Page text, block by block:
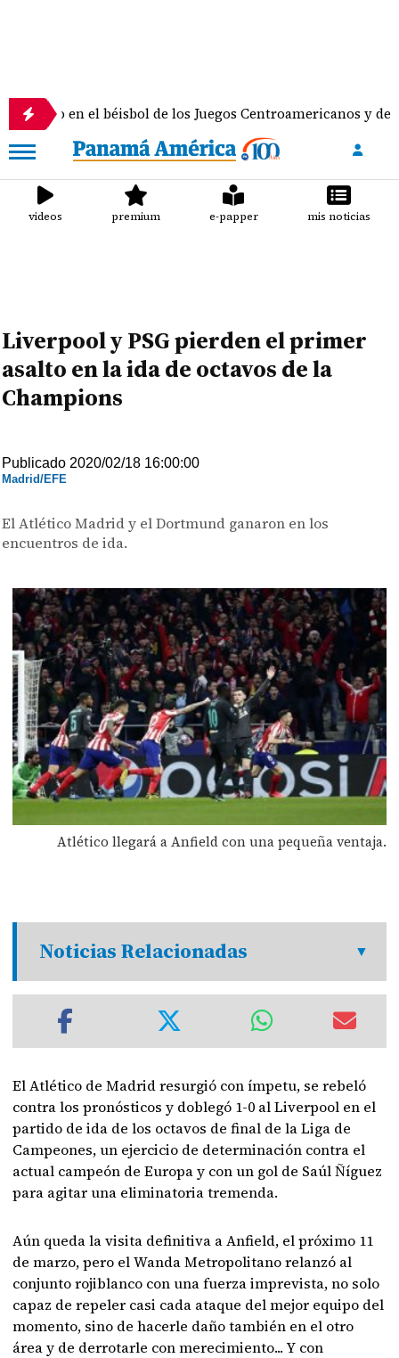
en el béisbol de los Juegos Centroamericanos y del
videos premium e-papper mis noticias
Liverpool y PSG pierden el primer
asalto en la ida de octavos de la
Champions
Publicado 2020/02/18 16:00:00
Madrid/EFE
El Atlético Madrid y el Dortmund ganaron en los
encuentros de ida.
Atlético llegará a Anfield con una pequeña ventaja.
Noticias Relacionadas
El Atlético de Madrid resurgió con ímpetu, se rebeló
contra los pronósticos y doblegó 1-0 al Liverpool en el
partido de ida de los octavos de final de la Liga de
Campeones, un ejercicio de determinación contra el
actual campeón de Europa y con un gol de Saúl Ñíguez
para agitar una eliminatoria tremenda.
Aún queda la visita definitiva a Anfield, el próximo 11
de marzo, pero el Wanda Metropolitano relanzó al
conjunto rojiblanco con una fuerza imprevista, no solo
capaz de repeler casi cada ataque del mejor equipo del
momento, sino de hacerle daño también en el otro
área y de derrotarle con merecimiento... Y con